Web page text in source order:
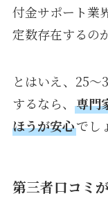
付金サポート業
定数存在するの
とはいえ、25〜
するなら、 専門
ほうが安心でし
第三者口コミ